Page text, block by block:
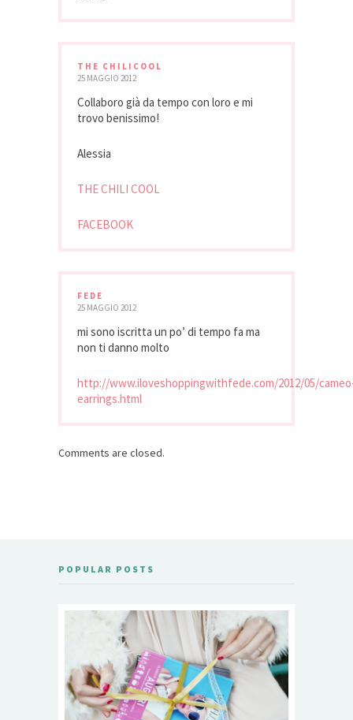
THE CHILICOOL
25 MAGGIO 2012
Collaboro già da tempo con loro e mi
trovo benissimo!
Alessia
THE CHILI COOL
FACEBOOK
FEDE
25 MAGGIO 2012
mi sono iscritta un po’ di tempo fa ma
non ti danno molto
http://www.iloveshoppingwithfede.com/2012/05/
earrings.html
Comments are closed.
POPULAR POSTS